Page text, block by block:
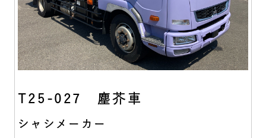
T25-027 塵芥車
シャシメーカー